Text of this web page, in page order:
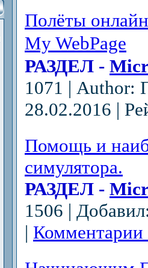
Полёты онлайн
My WebPage
РАЗДЕЛ -
1071 | Author:
28.02.2016 |
Помощь и
симулятора.
РАЗДЕЛ -
1506 |
| Комментарии